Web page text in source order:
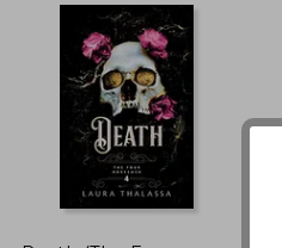
45%
dcto.